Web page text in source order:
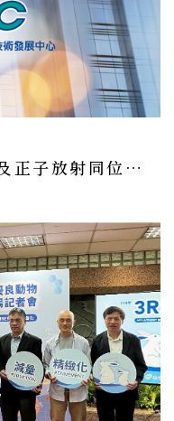
115年度「西藥製造工廠及正子放射同位素調製機構品質系統改進輔導案」輔導申請